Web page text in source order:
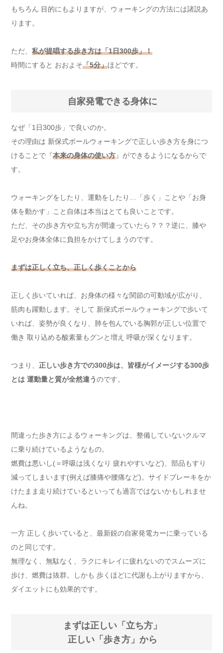
もちろん 目的にもよりますが、ウォーキングの方法には諸説あ
ります。
ただ、 私が提唱する歩き方は「1日300歩」！
時間にすると おおよそ「5分」ほどです。
自家発電できる身体に
なぜ「1日300歩」で良いのか。
その理由は 新保式ボールウォーキングで正しい歩き方を身につ
けることで『本来の身体の使い方』ができるようになるからで
す。
ウォーキングをしたり、運動をしたり…「歩く」ことや「お身
体を動かす」こと自体は本当はとても良いことです。
ただ、その歩き方や立ち方が間違っていたら？？？逆に、膝や
足やお身体全体に負担をかけてしまうのです。
まずは正しく立ち、正しく歩くことから
正しく歩いていれば、お身体の様々な関節の可動域が広がり、
筋肉も躍動します。そして 新保式ボールウォーキングで歩いて
いれば、姿勢が良くなり、肺を包んでいる胸郭が正しい位置で
働き 取り込める酸素量もグンと増え 呼吸が深くなります。
つまり、 正しい歩き方での300歩は、皆様がイメージする300歩
とは 運動量と質が全然違うのです。
間違った歩き方によるウォーキングは、整備していないクルマ
に乗り続けているようなもの。
燃費は悪いし(＝呼吸は浅くなり 疲れやすいなど)、部品もすり
減ってしまいます(例えば膝痛や腰痛など)。サイドブレーキをか
けたまま走り続けているといっても過言ではないかもしれませ
んね。
一方 正しく歩いていると、最新鋭の自家発電カーに乗っている
のと同じです。
無理なく、無駄なく、ラクにキレイに疲れないのでスムーズに
歩け、燃費は抜群。しかも 歩くほどに代謝も上がりますから、
ダイエットにも効果的です。
まずは正しい「立ち方」
正しい「歩き方」から